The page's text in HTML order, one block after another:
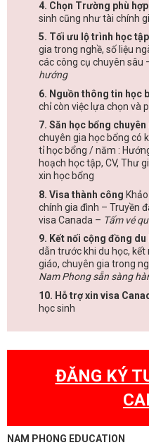
4. Chọn Trường phù
sinh cũng như tài chính
5. Tối ưu lộ trình học
gia trong nghề, số liệu
các công cụ chuyên sâu
hướng
6. Nguồn thông tin học
chỉ còn việc lựa chọn và
7. Săn học bổng
chuyên gia học bổng có
tỉ học bổng / năm :
hoạch học tập, CV, Thư
xin học bổng
8. Visa thành công
chính gia đình – Truyền
visa Canada – Tấm vé
9. Kết nối cộng đồng
dẫn trước khi du học, kết
giáo, chuyên gia trong
Nam Phong sẵn sàng
10. Hỗ trợ xin visa
học sinh
ĐĂNG KÝ
NAM PHONG EDUCATION